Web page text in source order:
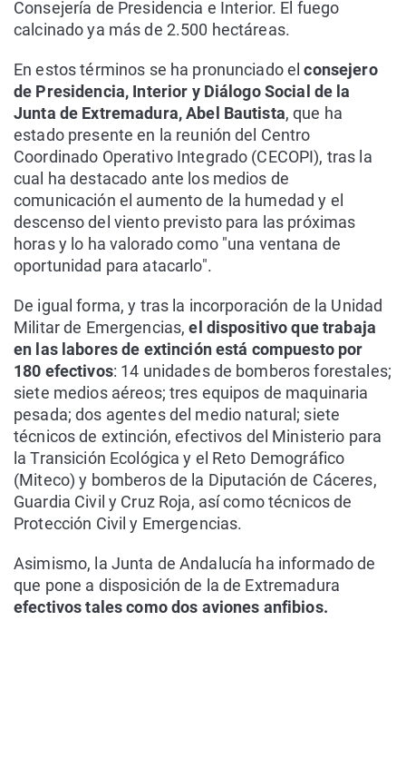
Consejería de Presidencia e Interior. El fuego
calcinado ya más de 2.500 hectáreas.
En estos términos se ha pronunciado elconsejero
de Presidencia, Interior y Diálogo Social de la
Junta de Extremadura, Abel Bautista, que ha
estado presente en la reunión del Centro
Coordinado Operativo Integrado (CECOPI), tras la
cual ha destacado ante los medios de
comunicación el aumento de la humedad y el
descenso del viento previsto para las próximas
horas y lo ha valorado como "una ventana de
oportunidad para atacarlo".
De igual forma, y tras la incorporación de la Unidad
Militar de Emergencias,el dispositivo que trabaja
en las labores de extinción está compuesto por
180 efectivos: 14 unidades de bomberos forestales;
siete medios aéreos; tres equipos de maquinaria
pesada; dos agentes del medio natural; siete
técnicos de extinción, efectivos del Ministerio para
la Transición Ecológica y el Reto Demográfico
(Miteco) y bomberos de la Diputación de Cáceres,
Guardia Civil y Cruz Roja, así como técnicos de
Protección Civil y Emergencias.
Asimismo, la Junta de Andalucía ha informado de
que pone a disposición de la de Extremadura
efectivos tales como dos aviones anfibios.